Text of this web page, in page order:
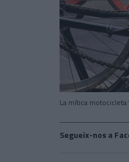
La mítica motocicleta
Segueix-nos a